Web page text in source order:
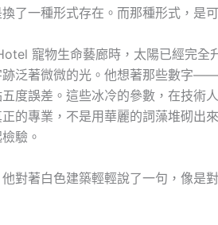
了一種形式存在。而那種形式，是
寵物生命藝廊時，太陽已經完全
跡泛著微微的光。他想著那些數字
度誤差。這些冰冷的參數，在技術
的專業，不是用華麗的詞藻堆砌出
驗。
他對著白色建築輕輕說了一句，像是